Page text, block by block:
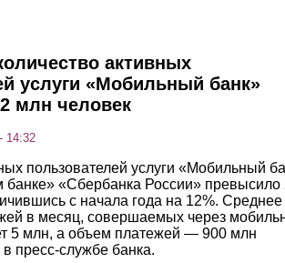
активных
услуги «Мобильный банк»
млн человек
14:32
пользователей услуги «Мобильный
банке» «Сбербанка России» превысило
с начала года на 12%. Среднее
в месяц, совершаемых через
5 млн, а объем платежей — 900 млн
пресс-службе банка.